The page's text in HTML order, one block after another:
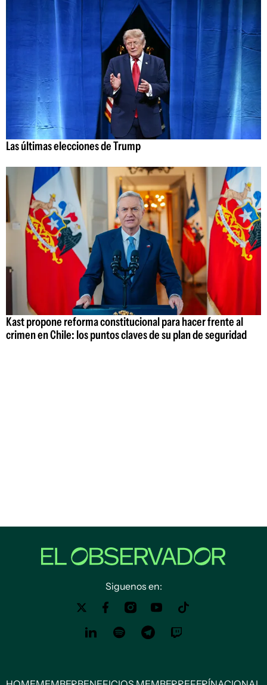
Las últimas elecciones de Trump
Kast propone reforma constitucional para hacer frente al
crimen en Chile: los puntos claves de su plan de seguridad
Siguenos en: